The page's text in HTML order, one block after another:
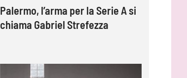
Palermo, l’arma per la Serie A si
chiama Gabriel Strefezza